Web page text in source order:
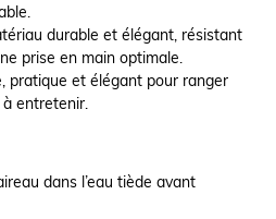
durable et élégant, résistant
prise en main optimale.
pratique et élégant pour ranger
à entretenir.
dans l’eau tiède avant